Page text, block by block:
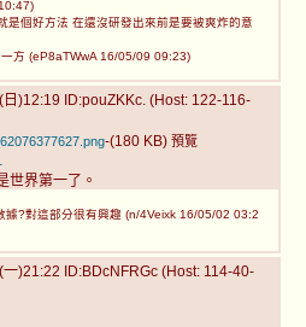
是個好方法 在還沒研發出來前是要被爽炸的意
方 (eP8aTWwA 16/05/09 09:23)
)12:19 ID:pouZKKc. (Host: 122-116-
-(180 KB) 預覽
世界第一了。
據?對這部分很有興趣 (n/4Veixk 16/05/02 03:2
)21:22 ID:BDcNFRGc (Host: 114-40-